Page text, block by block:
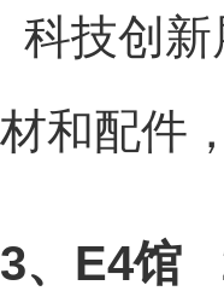
科技创
材和配件
3、E4馆